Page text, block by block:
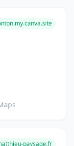
paysage.fr